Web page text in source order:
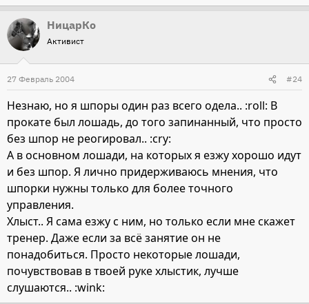
НицарКо
Активист
27 Февраль 2004 #24
Незнаю, но я шпоры один раз всего одела.. :roll: В
прокате был лошадь, до того запинанный, что просто
без шпор не реогировал.. :cry:
А в основном лошади, на которых я езжу хорошо идут
и без шпор. Я лично придерживаюсь мнения, что
шпорки нужны только для более точного
управления.
Хлыст.. Я сама езжу с ним, но только если мне скажет
тренер. Даже если за всё занятие он не
понадобиться. Просто некоторые лошади,
почувствовав в твоей руке хлыстик, лучше
слушаются.. :wink: